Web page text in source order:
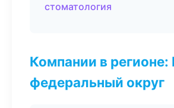
стоматология
Компании в
федеральный округ